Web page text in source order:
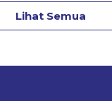
Lihat Semua